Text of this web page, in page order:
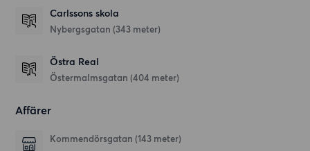
Carlssons skola
Nybergsgatan (343 meter)
Östra Real
Östermalmsgatan (404 meter)
Affärer
Kommendörsgatan (143 meter)